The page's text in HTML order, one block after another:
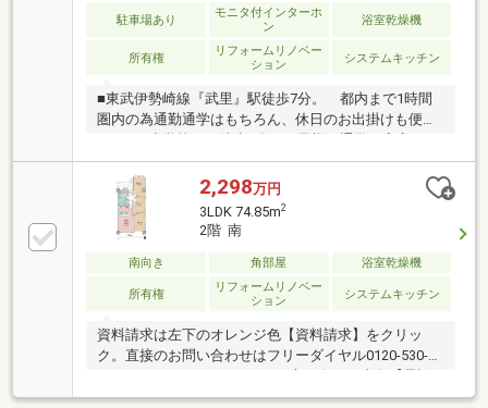
駐車場あり
モニタ付インターホ
ン
浴室乾燥機
所有権
リフォームリノベー
ション
システムキッチン
■東武伊勢崎線『武里』駅徒歩7分。 都内まで1時間
圏内の為通勤通学はもちろん、休日のお出掛けも便利
離ですね。■ディスカウントストア『ラコマート』や
コンビニまで徒歩5分。 毎日のお買い物も夜更かし
のお供も近場で調達可能です。■配管含むフルリノベ
ーションを施しております。■LDK12.1帖の横の洋室
5.7帖はスライドドアを開くと 約18帖のリビングとし
ても活用できます。当社には住宅ローンのスペシャリ
ストもおります。「お家探し」「住宅ローン」は私達
『NEXTplus（ネクストプラス）』 にお任せ下さい。
2,298万円
3LDK 74.85m2
2階 南
南向き 角部屋 浴室乾燥機
所有権
リフォームリノベー
ション
システムキッチン
資料請求は左下のオレンジ色【資料請求】をクリッ
ク。直接のお問い合わせはフリーダイヤル0120-530-
で問い合わせ】をクリック）☆テレビで紹介された